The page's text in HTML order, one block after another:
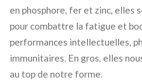
en phosphore, fer et zinc, elles
pour combattre la fatigue et
performances intellectuelles,
immunitaires. En gros, elles
au top de notre forme.